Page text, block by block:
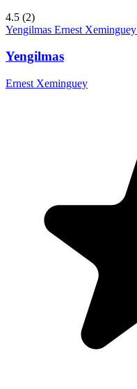
4.5 (2)
Yengilmas Ernest Xeminguey
Yengilmas
Ernest Xeminguey